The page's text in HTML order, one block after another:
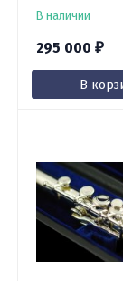
В наличии
295 000 ₽
В